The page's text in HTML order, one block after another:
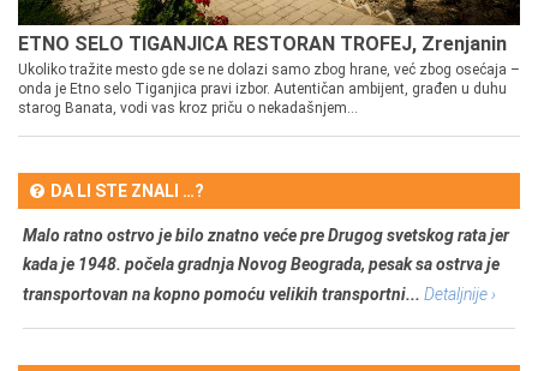
ETNO SELO TIGANJICA RESTORAN TROFEJ, Zrenjanin
Ukoliko tražite mesto gde se ne dolazi samo zbog hrane, već zbog osećaja –
onda je Etno selo Tiganjica pravi izbor. Autentičan ambijent, građen u duhu
starog Banata, vodi vas kroz priču o nekadašnjem...
DA LI STE ZNALI …?
Malo ratno ostrvo je bilo znatno veće pre Drugog svetskog rata jer
kada je 1948. počela gradnja Novog Beograda, pesak sa ostrva je
transportovan na kopno pomoću velikih transportni... Detaljnije ›